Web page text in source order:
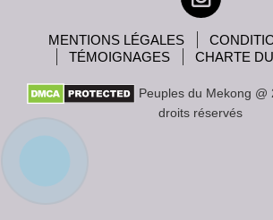
MENTIONS LÉGALES
TÉMOIGNAGES
CHARTE
Peuples du Mekong @
droits réservés